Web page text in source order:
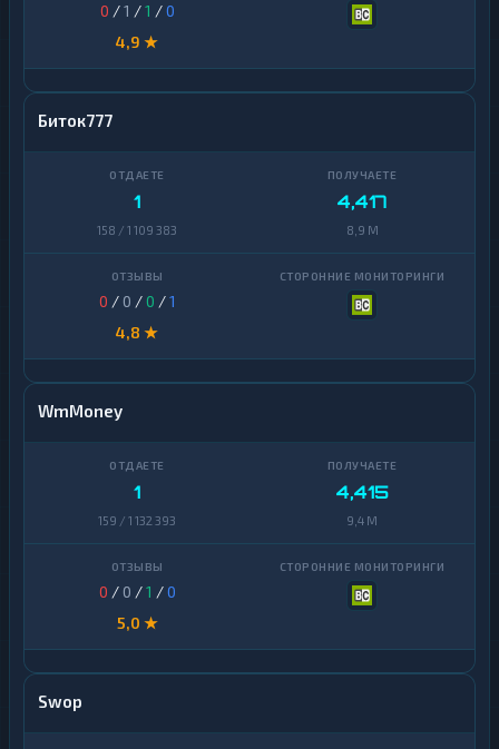
0 /1 /1 /0
4,9 ★
Биток777
1
158 / 1 109 383
4,417
8,9 M
0 / 0 /0 /1
4,8 ★
WmMoney
1
159 / 1 132 393
4,415
9,4 M
0 / 0 /1 /0
5,0 ★
Swop